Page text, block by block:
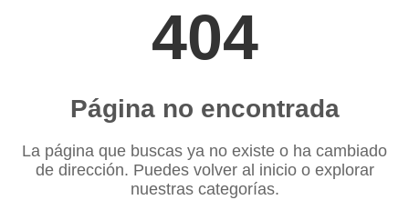
404
Página no encontrada
La página que buscas ya no existe o ha cambiado
de dirección. Puedes volver al inicio o explorar
nuestras categorías.